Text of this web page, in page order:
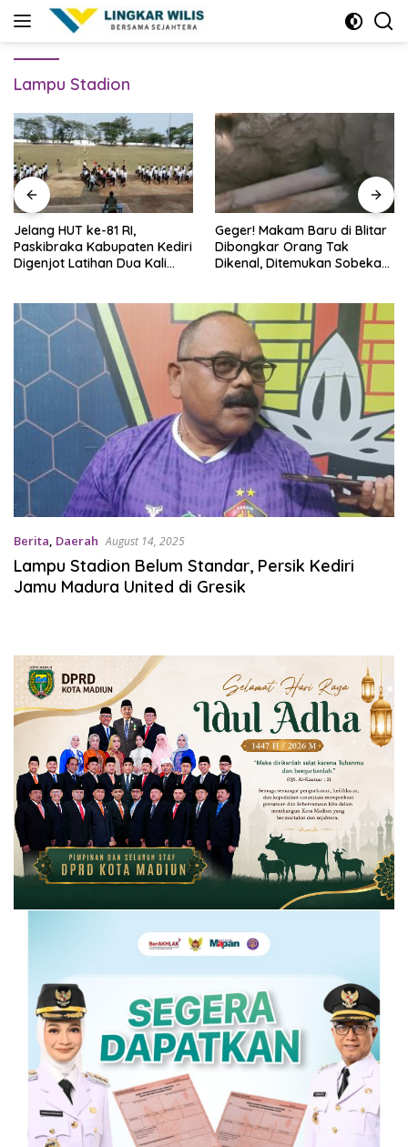
Lampu Stadion
Jelang HUT ke-81 RI,
Paskibraka Kabupaten Kediri
Digenjot Latihan Dua Kali
Geger! Makam Baru di Blitar
Dibongkar Orang Tak
Dikenal, Ditemukan Sobekan
Berita, Daerah August 14, 2025
Lampu Stadion Belum Standar, Persik Kediri
Jamu Madura United di Gresik